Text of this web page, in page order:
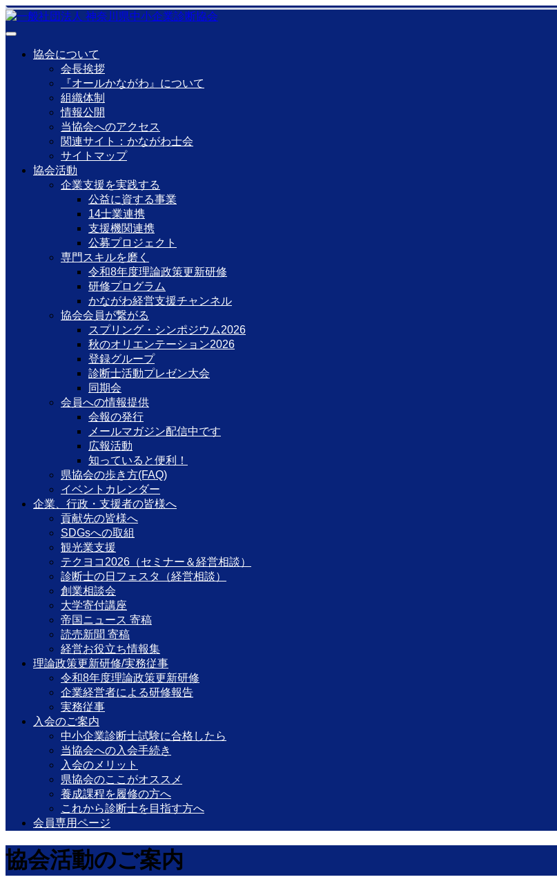
協会について
会長挨拶
『オールかながわ』について
組織体制
情報公開
当協会へのアクセス
関連サイト：かながわ士会
サイトマップ
協会活動
企業支援を実践する
公益に資する事業
14士業連携
支援機関連携
公募プロジェクト
専門スキルを磨く
令和8年度理論政策更新研修
研修プログラム
かながわ経営支援チャンネル
協会会員が繋がる
スプリング・シンポジウム2026
秋のオリエンテーション2026
登録グループ
診断士活動プレゼン大会
同期会
会員への情報提供
会報の発行
メールマガジン配信中です
広報活動
知っていると便利！
県協会の歩き方(FAQ)
イベントカレンダー
企業、行政・支援者の皆様へ
貢献先の皆様へ
SDGsへの取組
観光業支援
テクヨコ2026（セミナー＆経営相談）
診断士の日フェスタ（経営相談）
創業相談会
大学寄付講座
帝国ニュース 寄稿
読売新聞 寄稿
経営お役立ち情報集
理論政策更新研修/実務従事
令和8年度理論政策更新研修
企業経営者による研修報告
実務従事
入会のご案内
中小企業診断士試験に合格したら
当協会への入会手続き
入会のメリット
県協会のここがオススメ
養成課程を履修の方へ
これから診断士を目指す方へ
会員専用ページ
協会活動のご案内